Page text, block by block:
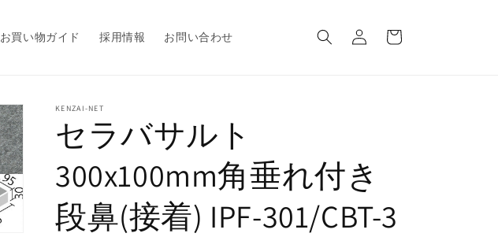
お買い物ガイド 採用情報 お問い合わせ
グ
イ
ー
KENZAI-NET
セラバサルト
300x100mm角垂れ付き
段鼻(接着) IPF-301/CBT-3